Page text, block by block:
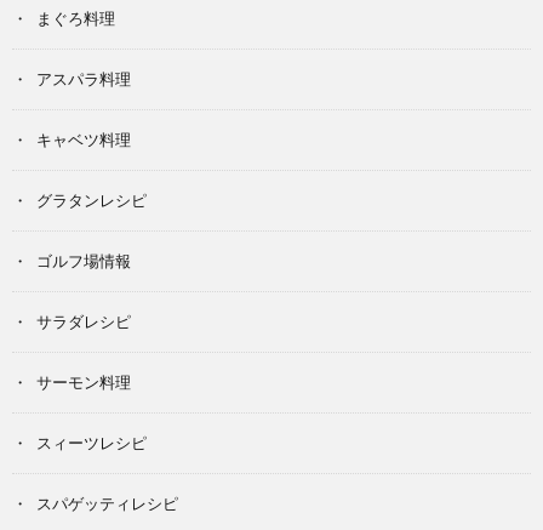
まぐろ料理
アスパラ料理
キャベツ料理
グラタンレシピ
ゴルフ場情報
サラダレシピ
サーモン料理
スィーツレシピ
スパゲッティレシピ